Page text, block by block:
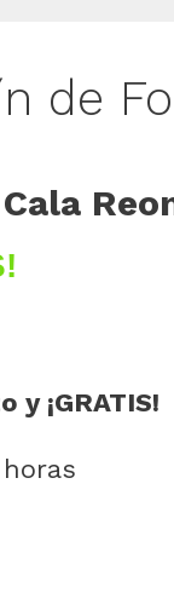
de
y ¡GRATIS!